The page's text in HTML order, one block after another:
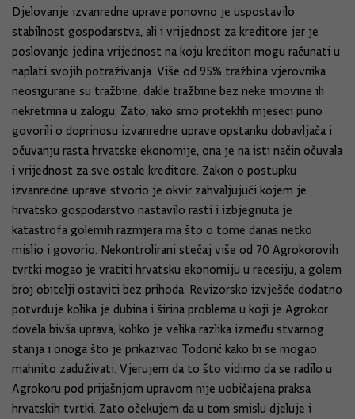
Djelovanje izvanredne uprave ponovno je uspostavilo
stabilnost gospodarstva, ali i vrijednost za kreditore jer je
poslovanje jedina vrijednost na koju kreditori mogu računati u
naplati svojih potraživanja. Više od 95% tražbina vjerovnika
neosigurane su tražbine, dakle tražbine bez neke imovine ili
nekretnina u zalogu. Zato, iako smo proteklih mjeseci puno
govorili o doprinosu izvanredne uprave opstanku dobavljača i
očuvanju rasta hrvatske ekonomije, ona je na isti način očuvala
i vrijednost za sve ostale kreditore. Zakon o postupku
izvanredne uprave stvorio je okvir zahvaljujući kojem je
hrvatsko gospodarstvo nastavilo rasti i izbjegnuta je
katastrofa golemih razmjera ma što o tome danas netko
mislio i govorio. Nekontrolirani stečaj više od 70 Agrokorovih
tvrtki mogao je vratiti hrvatsku ekonomiju u recesiju, a golem
broj obitelji ostaviti bez prihoda. Revizorsko izvješće dodatno
potvrđuje kolika je dubina i širina problema u koji je Agrokor
dovela bivša uprava, koliko je velika razlika između stvarnog
stanja i onoga što je prikazivao Todorić kako bi se mogao
mahnito zaduživati. Vjerujem da to što vidimo da se radilo u
Agrokoru pod prijašnjom upravom nije uobičajena praksa
hrvatskih tvrtki. Zato očekujem da u tom smislu djeluje i